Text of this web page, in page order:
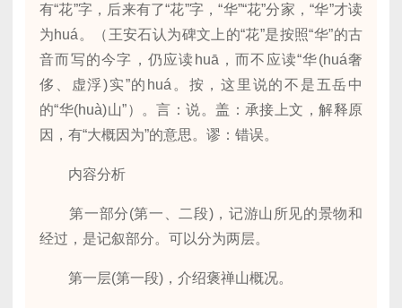
有“花”字，后来有了“花”字，“华”“花”分家，“华”才读
为huá。（王安石认为碑文上的“花”是按照“华”的古
音而写的今字，仍应读huā，而不应读“华(huá奢
侈、虚浮)实”的huá。按，这里说的不是五岳中
的“华(huà)山”）。言：说。盖：承接上文，解释原
因，有“大概因为”的意思。谬：错误。
内容分析
第一部分(第一、二段)，记游山所见的景物和
经过，是记叙部分。可以分为两层。
第一层(第一段)，介绍褒禅山概况。